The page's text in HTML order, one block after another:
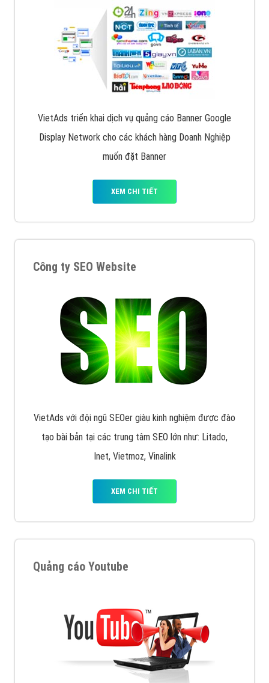
VietAds triển khai dịch vụ quảng cáo Banner Google
Display Network cho các khách hàng Doanh Nghiệp
muốn đặt Banner
XEM CHI TIẾT
Công ty SEO Website
VietAds với đội ngũ SEOer giàu kinh nghiệm được đào
tạo bài bản tại các trung tâm SEO lớn như: Litado,
Inet, Vietmoz, Vinalink
XEM CHI TIẾT
Quảng cáo Youtube